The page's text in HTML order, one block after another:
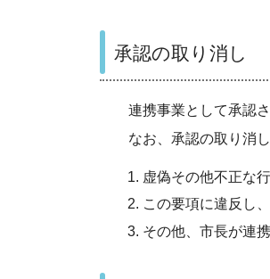
承認の取り消し
連携事業として承認さ
なお、承認の取り消し
虚偽その他不正な
この要項に違反し
その他、市長が連